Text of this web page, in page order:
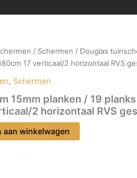
/ Schermen / Douglas
17 verticaal/2 horizontaal RVS
, Schermen
15mm planken / 19 planks
2 horizontaal RVS
aan winkelwagen